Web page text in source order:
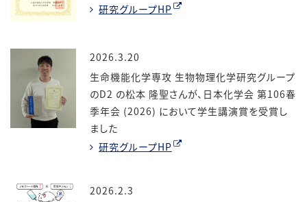
研究グループHP
2026.3.20
生命機能化学専攻 生物物理化学研究グループ
のD2 の松本 隆聖さんが、日本化学会 第106春
季年会 (2026) において学生講演賞を受賞し
ました
研究グループHP
2026.2.3